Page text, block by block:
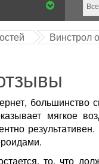
Винстрол
большинство
мягкое
то, что